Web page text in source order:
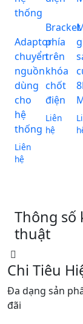
Adaptor
chuyển
nguồn
dùng
cho
hệ
thống
Liên
hệ
Bracket
phía
trên
khóa
chốt
điện
Liên
hệ
Thông số
thuật
Chi Tiêu
Đa dạng sản
đãi